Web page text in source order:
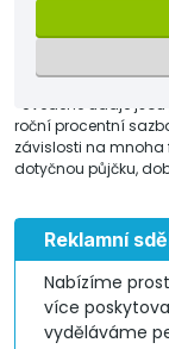
*Uvedené údaje
roční procentní
závislosti na mnoha
dotyčnou půjčku,
Reklamní
Nabízíme
více
vyděláváme